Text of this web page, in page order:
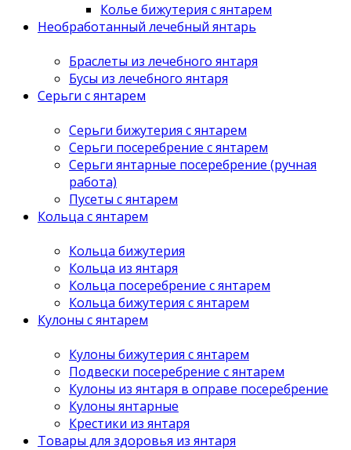
Колье бижутерия с янтарем
Необработанный лечебный янтарь
Браслеты из лечебного янтаря
Бусы из лечебного янтаря
Серьги с янтарем
Серьги бижутерия с янтарем
Серьги посеребрение с янтарем
Серьги янтарные посеребрение (ручная
работа)
Пусеты с янтарем
Кольца с янтарем
Кольца бижутерия
Кольца из янтаря
Кольца посеребрение с янтарем
Кольца бижутерия с янтарем
Кулоны с янтарем
Кулоны бижутерия с янтарем
Подвески посеребрение с янтарем
Кулоны из янтаря в оправе посеребрение
Кулоны янтарные
Крестики из янтаря
Товары для здоровья из янтаря